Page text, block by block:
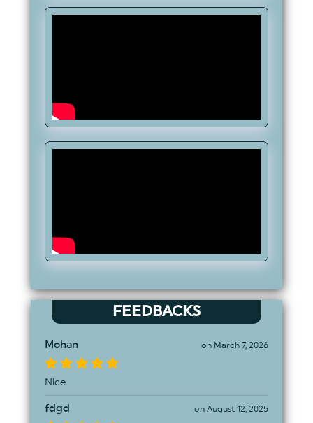
FEEDBACKS
Mohan on March 7, 2026
Nice
fdgd on August 12, 2025